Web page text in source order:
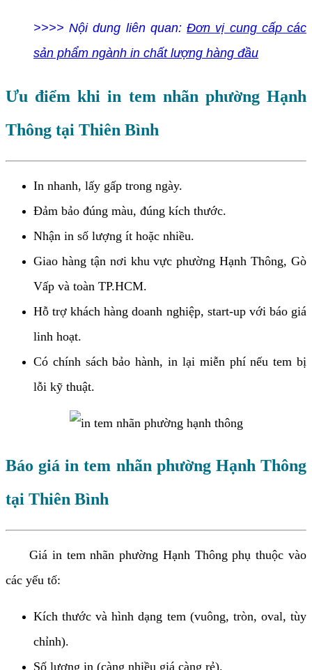
>>>> Nội dung liên quan:Đơn vị cung cấp các
sản phẩm ngành in chất lượng hàng đầu
Ưu điểm khi in tem nhãn phường Hạnh
Thông tại Thiên Bình
In nhanh, lấy gấp trong ngày.
Đảm bảo đúng màu, đúng kích thước.
Nhận in số lượng ít hoặc nhiều.
Giao hàng tận nơi khu vực phường Hạnh Thông, Gò
Vấp và toàn TP.HCM.
Hỗ trợ khách hàng doanh nghiệp, start-up với báo giá
linh hoạt.
Có chính sách bảo hành, in lại miễn phí nếu tem bị
lỗi kỹ thuật.
Báo giá in tem nhãn phường Hạnh Thông
tại Thiên Bình
Giá in tem nhãn phường Hạnh Thông phụ thuộc vào
các yếu tố:
Kích thước và hình dạng tem (vuông, tròn, oval, tùy
chỉnh).
Số lượng in (càng nhiều giá càng rẻ).